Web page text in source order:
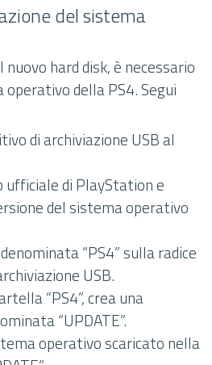
del sistema
hard disk, è necessario
della PS4. Segui
di archiviazione USB al
ufficiale di PlayStation e
del sistema operativo
“PS4” sulla radice
USB.
“PS4”, crea una
“UPDATE”.
operativo scaricato nella